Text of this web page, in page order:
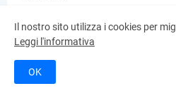
Toscana
Trentino Alto Adige
Il nostro sito utilizza i cookies per
Leggi l'informativa
OK